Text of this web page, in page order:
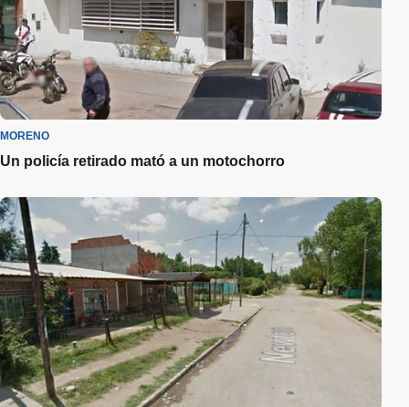
MORENO
Un policía retirado mató a un motochorro